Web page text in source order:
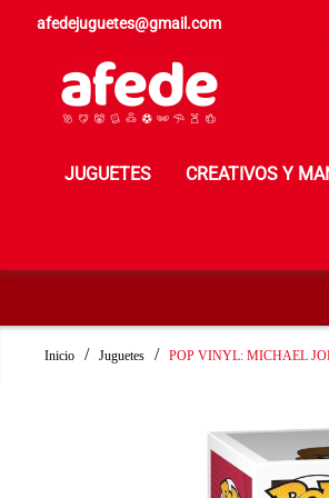
afedejuguetes@gmail.com
JUGUETES CREATIVOS Y
Inicio Juguetes POP VINYL: MICHAEL